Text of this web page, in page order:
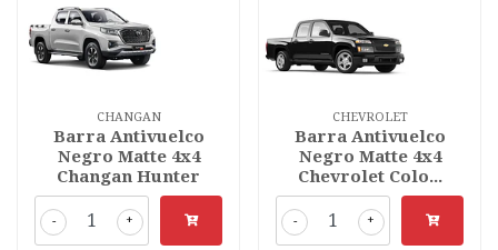
CHANGAN
Barra Antivuelco
Negro Matte 4x4
Changan Hunter
+
-
CHEVROLET
Barra Antivuelco
Negro Matte 4x4
Chevrolet Colo...
+
-